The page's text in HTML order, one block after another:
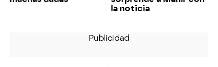
la noticia